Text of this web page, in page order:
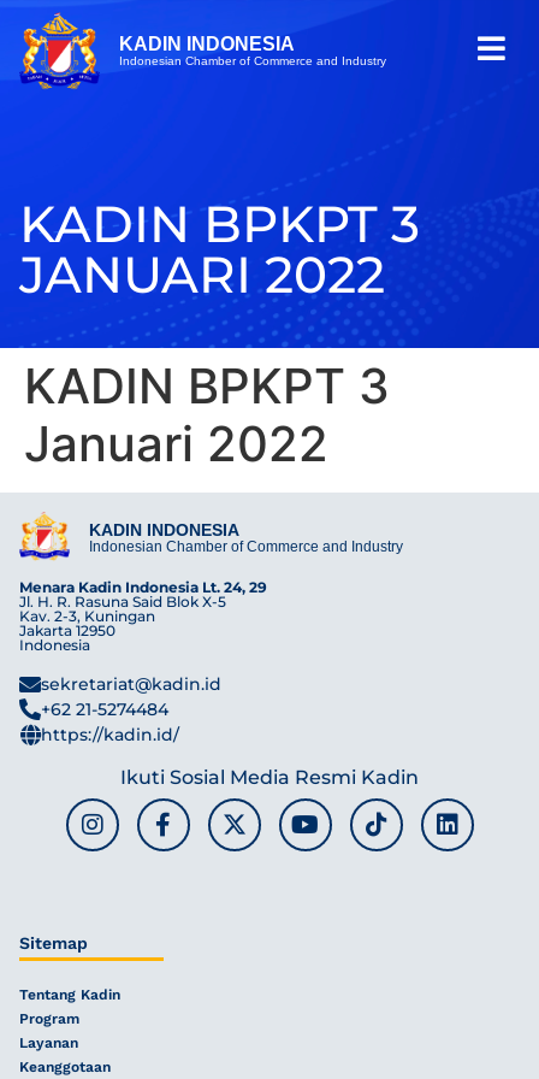
KADIN INDONESIA
Indonesian Chamber of Commerce and Industry
KADIN BPKPT 3
JANUARI 2022
KADIN BPKPT 3
Januari 2022
KADIN INDONESIA
Indonesian Chamber of Commerce and Industry
Menara Kadin Indonesia Lt. 24, 29
Jl. H. R. Rasuna Said Blok X-5
Kav. 2-3, Kuningan
Jakarta 12950
Indonesia
sekretariat@kadin.id
+62 21-5274484
https://kadin.id/
Ikuti Sosial Media Resmi Kadin
Sitemap
Tentang Kadin
Program
Layanan
Keanggotaan